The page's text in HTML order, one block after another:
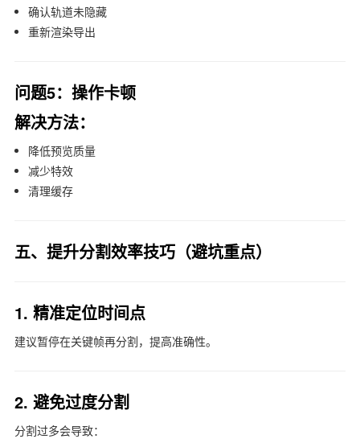
确认轨道未隐藏
重新渲染导出
问题5：操作卡顿
解决方法：
降低预览质量
减少特效
清理缓存
五、提升分割效率技巧（避坑重点）
1. 精准定位时间点
建议暂停在关键帧再分割，提高准确性。
2. 避免过度分割
分割过多会导致：